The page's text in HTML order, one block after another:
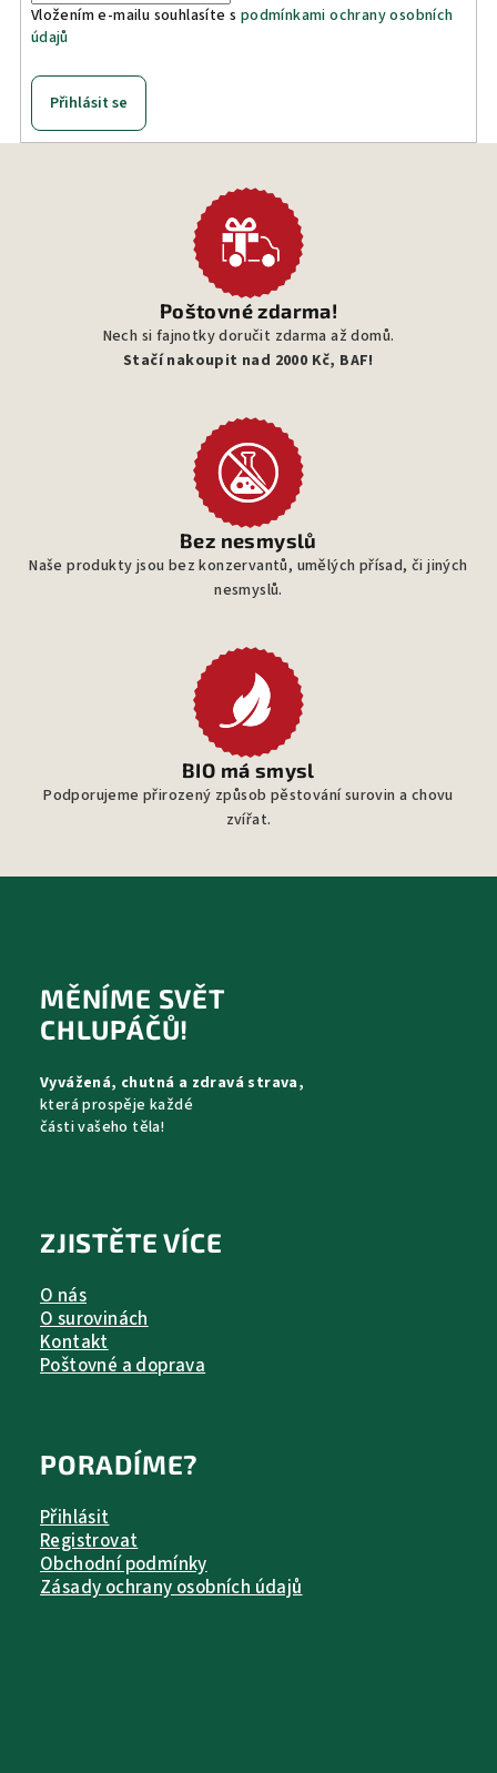
k
i
u
Vložením e-mailu souhlasíte s podmínkami ochrany osobních
údajů
Přihlásit se
Poštovné zdarma!
Nech si fajnotky doručit zdarma až domů.
Stačí nakoupit nad 2000 Kč, BAF!
Bez nesmyslů
Naše produkty jsou bez konzervantů, umělých přísad, či jiných
nesmyslů.
BIO má smysl
Podporujeme přirozený způsob pěstování surovin a chovu
zvířat.
MĚNÍME SVĚT
CHLUPÁČŮ!
Vyvážená, chutná a zdravá strava,
která prospěje každé
části vašeho těla!
ZJISTĚTE VÍCE
O nás
O surovinách
Kontakt
Poštovné a doprava
PORADÍME?
Přihlásit
Registrovat
Obchodní podmínky
Zásady ochrany osobních údajů